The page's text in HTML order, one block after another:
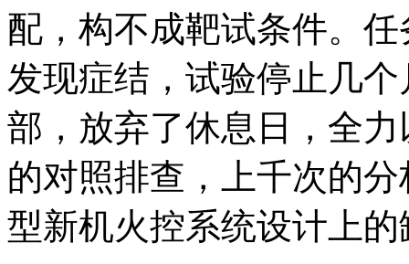
配，构不成靶试条件。
发现症结，试验停止几
部，放弃了休息日，全
的对照排查，上千次的
型新机火控系统设计上